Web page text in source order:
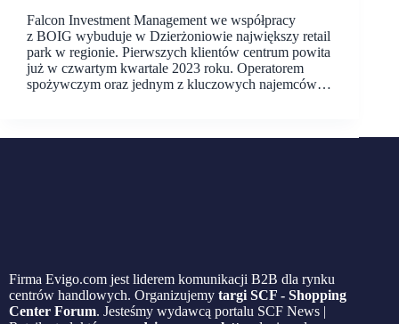
Falcon Investment Management we współpracy
z BOIG wybuduje w Dzierżoniowie największy retail
park w regionie. Pierwszych klientów centrum powita
już w czwartym kwartale 2023 roku. Operatorem
spożywczym oraz jednym z kluczowych najemców…
Firma Evigo.com jest liderem komunikacji B2B dla rynku
centrów handlowych. Organizujemy targi SCF - Shopping
Center Forum. Jesteśmy wydawcą portalu SCF News |